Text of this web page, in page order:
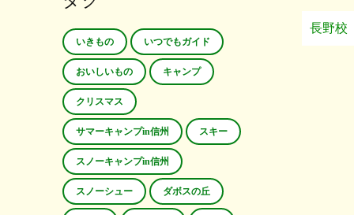
長野校
いきもの いつでもガイド
おいしいもの キャンプ
クリスマス
サマーキャンプin信州 スキー
スノーキャンプin信州
スノーシュー ダボスの丘